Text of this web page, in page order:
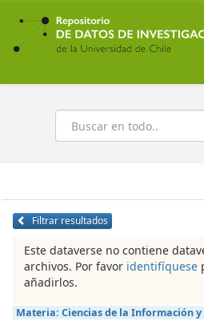
Ir
contenido
principal
Buscar
Filtrar resultados
Este dataverse no contiene
archivos. Por favor identifíquese
añadirlos.
Materia: Ciencias de la Información